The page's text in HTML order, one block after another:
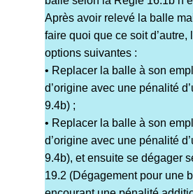
Après avoir relevé la balle
faire quoi que ce soit d’autre,
options suivantes :
• Replacer la balle à son
d’origine avec une pénalité
9.4b) ;
• Replacer la balle à son
d’origine avec une pénalité
9.4b), et ensuite se dégager
19.2 (Dégagement pour une